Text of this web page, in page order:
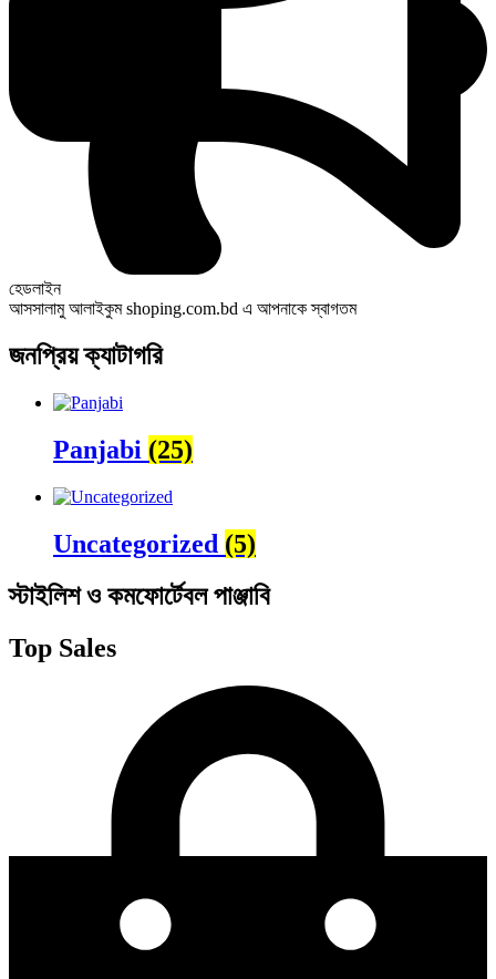
হেডলাইন
আসসালামু আলাইকুম shoping.com.bd এ আপনাকে স্বাগতম
জনপ্রিয় ক্যাটাগরি
Panjabi (25)
Uncategorized (5)
স্টাইলিশ ও কমফোর্টেবল পাঞ্জাবি
Top Sales